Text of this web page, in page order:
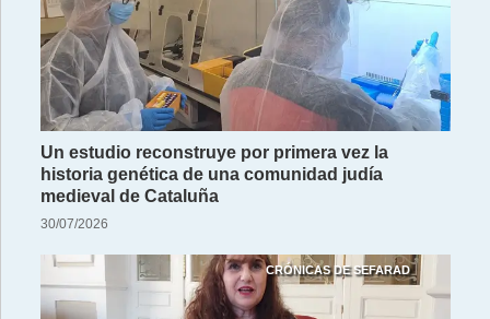
Un estudio reconstruye por primera vez la
historia genética de una comunidad judía
medieval de Cataluña
30/07/2026
CRÓNICAS DE SEFARAD